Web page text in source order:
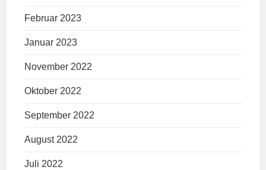
Februar 2023
Januar 2023
November 2022
Oktober 2022
September 2022
August 2022
Juli 2022